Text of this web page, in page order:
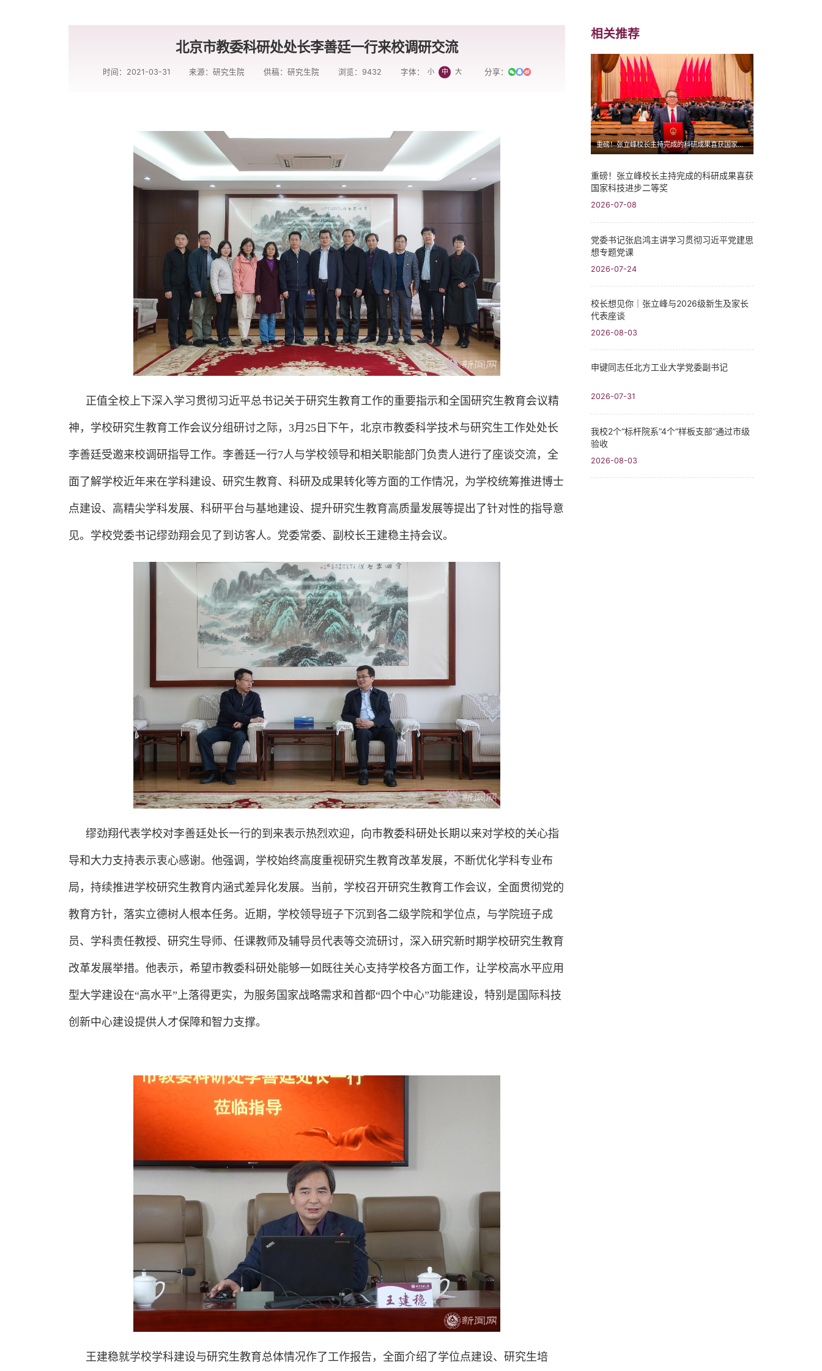
北京市教委科研处处长李善廷一行来校调研交流
时间：2021-03-31 来源：研究生院 供稿：研究生院 浏览： 9432 字体： 小 中 大 分享：
正值全校上下深入学习贯彻习近平总书记关于研究生教育工作的重要指示和全国研究生教育会议精
神，学校研究生教育工作会议分组研讨之际，3月25日下午，北京市教委科学技术与研究生工作处处长
李善廷受邀来校调研指导工作。李善廷一行7人与学校领导和相关职能部门负责人进行了座谈交流，全
面了解学校近年来在学科建设、研究生教育、科研及成果转化等方面的工作情况，为学校统筹推进博士
点建设、高精尖学科发展、科研平台与基地建设、提升研究生教育高质量发展等提出了针对性的指导意
见。学校党委书记缪劲翔会见了到访客人。党委常委、副校长王建稳主持会议。
缪劲翔代表学校对李善廷处长一行的到来表示热烈欢迎，向市教委科研处长期以来对学校的关心指
导和大力支持表示衷心感谢。他强调，学校始终高度重视研究生教育改革发展，不断优化学科专业布
局，持续推进学校研究生教育内涵式差异化发展。当前，学校召开研究生教育工作会议，全面贯彻党的
教育方针，落实立德树人根本任务。近期，学校领导班子下沉到各二级学院和学位点，与学院班子成
员、学科责任教授、研究生导师、任课教师及辅导员代表等交流研讨，深入研究新时期学校研究生教育
改革发展举措。他表示，希望市教委科研处能够一如既往关心支持学校各方面工作，让学校高水平应用
型大学建设在“高水平”上落得更实，为服务国家战略需求和首都“四个中心”功能建设，特别是国际科技
创新中心建设提供人才保障和智力支撑。
王建稳就学校学科建设与研究生教育总体情况作了工作报告，全面介绍了学位点建设、研究生培
相关推荐
重磅！张立峰校长主持完成的科研成果喜获国家科技进步二等奖
重磅！张立峰校长主持完成的科研成果喜获
国家科技进步二等奖
2026-07-08
党委书记张启鸿主讲学习贯彻习近平党建思
想专题党课
2026-07-24
校长想见你｜张立峰与2026级新生及家长
代表座谈
2026-08-03
申键同志任北方工业大学党委副书记
2026-07-31
我校2个“标杆院系”4个“样板支部”通过市级
验收
2026-08-03